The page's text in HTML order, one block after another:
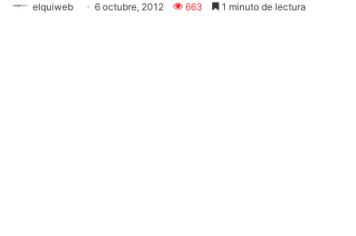
elquiweb 6 octubre, 2012 663 1 minuto de lectura